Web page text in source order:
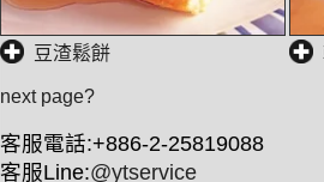
豆渣鬆餅
next page?
客服電話:+886-2-25819088
客服Line:@ytservice